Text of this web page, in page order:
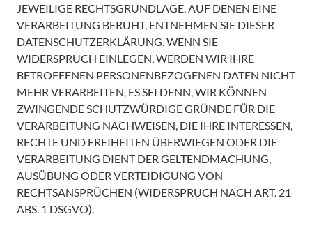
JEWEILIGE RECHTSGRUNDLAGE, AUF DENEN EINE
VERARBEITUNG BERUHT, ENTNEHMEN SIE DIESER
DATENSCHUTZERKLÄRUNG. WENN SIE
WIDERSPRUCH EINLEGEN, WERDEN WIR IHRE
BETROFFENEN PERSONENBEZOGENEN DATEN NICHT
MEHR VERARBEITEN, ES SEI DENN, WIR KÖNNEN
ZWINGENDE SCHUTZWÜRDIGE GRÜNDE FÜR DIE
VERARBEITUNG NACHWEISEN, DIE IHRE INTERESSEN,
RECHTE UND FREIHEITEN ÜBERWIEGEN ODER DIE
VERARBEITUNG DIENT DER GELTENDMACHUNG,
AUSÜBUNG ODER VERTEIDIGUNG VON
RECHTSANSPRÜCHEN (WIDERSPRUCH NACH ART. 21
ABS. 1 DSGVO).